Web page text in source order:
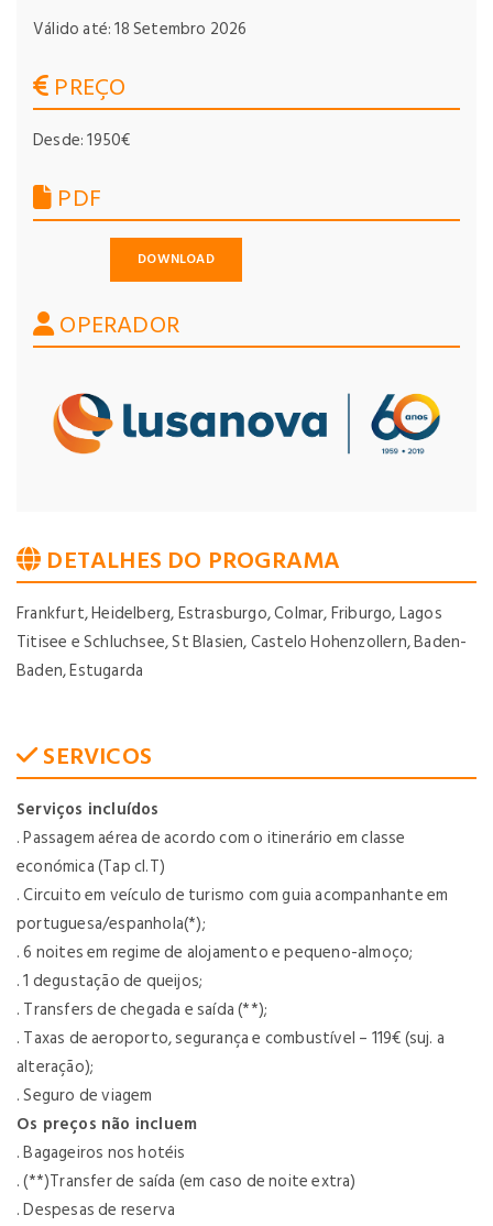
Válido até: 18 Setembro 2026
PREÇO
Desde: 1950€
PDF
DOWNLOAD
OPERADOR
DETALHES DO PROGRAMA
Frankfurt, Heidelberg, Estrasburgo, Colmar, Friburgo, Lagos
Titisee e Schluchsee, St Blasien, Castelo Hohenzollern, Baden-
Baden, Estugarda
SERVICOS
Serviços incluídos
. Passagem aérea de acordo com o itinerário em classe
económica (Tap cl.T)
. Circuito em veículo de turismo com guia acompanhante em
portuguesa/espanhola(*);
. 6 noites em regime de alojamento e pequeno-almoço;
. 1 degustação de queijos;
. Transfers de chegada e saída (**);
. Taxas de aeroporto, segurança e combustível – 119€ (suj. a
alteração);
. Seguro de viagem
Os preços não incluem
. Bagageiros nos hotéis
. (**)Transfer de saída (em caso de noite extra)
. Despesas de reserva